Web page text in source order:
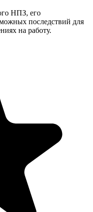
НПЗ, его
последствий для
на работу.